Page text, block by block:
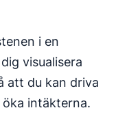
i en
visualisera
att du kan driva
intäkterna.